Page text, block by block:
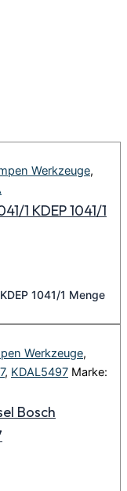
Werkzeuge,
1 KDEP 1041/1
1041/1 Menge
Werkzeuge,
, KDAL5497 Marke:
Bosch